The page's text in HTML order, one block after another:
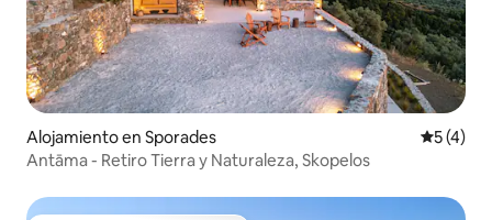
Alojamiento en Sporades
5 (4)
Antāma - Retiro Tierra y Naturaleza, Skopelos